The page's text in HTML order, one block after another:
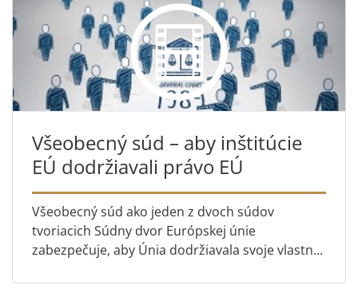
Všeobecný súd – aby inštitúcie
EÚ dodržiavali právo EÚ
Všeobecný súd ako jeden z dvoch súdov
tvoriacich Súdny dvor Európskej únie
zabezpečuje, aby Únia dodržiavala svoje vlastné
založenou na zásade právneho štátu. ...